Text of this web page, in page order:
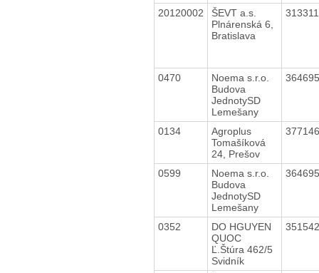
20120002
ŠEVT a.s.
Plnárenská 6,
Bratislava
0470
Noema s.r.o.
Budova
JednotySD
Lemešany
0134
Agroplus
Tomašíková
24, Prešov
0599
Noema s.r.o.
Budova
JednotySD
Lemešany
0352
DO HGUYEN
QUOC
Ľ.Štúra 462/5
Svidník